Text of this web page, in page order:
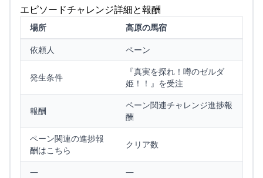
エピソードチャレンジ詳細と報酬
場所
高原の馬宿
依頼人
ペーン
発生条件
『真実を探れ！噂のゼルダ
姫！！』を受注
報酬
ペーン関連チャレンジ進捗報
酬
ペーン関連の進捗報
酬はこちら
クリア数
—
—